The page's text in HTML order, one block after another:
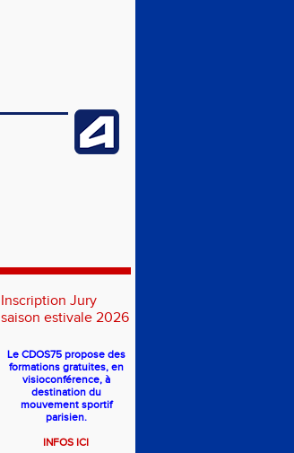
Inscription Jury
saison estivale 2026
Le CDOS75 propose des
formations gratuites, en
visioconférence, à
destination du
mouvement sportif
parisien.
INFOS ICI